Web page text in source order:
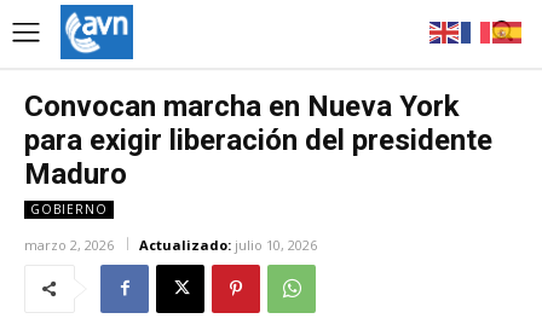
Convocan marcha en Nueva York
para exigir liberación del presidente
Maduro
GOBIERNO
marzo 2, 2026 Actualizado: julio 10, 2026